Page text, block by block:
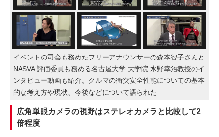
イベントの司会も務めたフリーアナウンサーの森本智子さんと
NASVA 評価委員も務める名古屋大学 大学院 水野幸治教授のイ
ンタビュー動画も紹介。クルマの衝突安全性能についての基本
的な考え方や現状、今後などについて語られた
広角単眼カメラの視野はステレオカメラと比較して2
倍程度